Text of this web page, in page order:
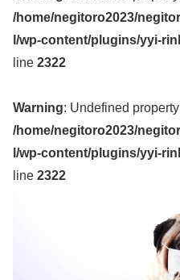
/home/negitoro2023/
l/wp-content/plugins/yyi-
line 2322
Warning: Undefined
/home/negitoro2023/
l/wp-content/plugins/yyi-
line 2322